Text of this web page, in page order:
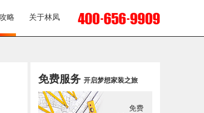
略 关于林凤
免费服务 开启梦想家装之旅
免费